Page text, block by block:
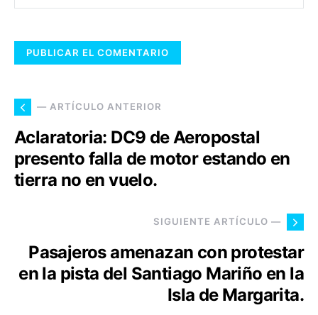
— ARTÍCULO ANTERIOR
Aclaratoria: DC9 de Aeropostal
presento falla de motor estando en
tierra no en vuelo.
SIGUIENTE ARTÍCULO —
Pasajeros amenazan con protestar
en la pista del Santiago Mariño en la
Isla de Margarita.